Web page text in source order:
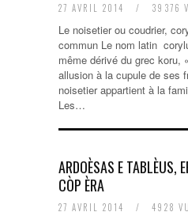
27 AVRIL 2014 / 39376
Le noisetier ou coudrier,
commun Le nom latin
même dérivé du grec koru,
allusion à la cupule de ses
noisetier appartient à la
Les…
ARDOÈSAS E TABLÈUS,
CÒP ÈRA
27 AVRIL 2014 / 4928